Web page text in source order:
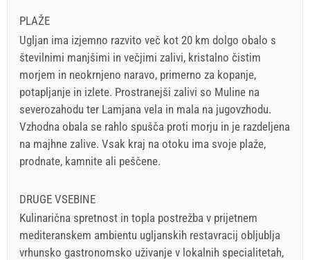
PLAŽE
Ugljan ima izjemno razvito več kot 20 km dolgo obalo s
številnimi manjšimi in večjimi zalivi, kristalno čistim
morjem in neokrnjeno naravo, primerno za kopanje,
potapljanje in izlete. Prostranejši zalivi so Muline na
severozahodu ter Lamjana vela in mala na jugovzhodu.
Vzhodna obala se rahlo spušča proti morju in je razdeljena
na majhne zalive. Vsak kraj na otoku ima svoje plaže,
prodnate, kamnite ali peščene.
DRUGE VSEBINE
Kulinarična spretnost in topla postrežba v prijetnem
mediteranskem ambientu ugljanskih restavracij obljublja
vrhunsko gastronomsko uživanje v lokalnih specialitetah,